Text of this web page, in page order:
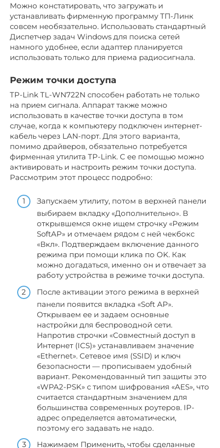
Можно констатировать, что загружать и
устанавливать фирменную программу ТП-Линк
совсем необязательно. Использовать стандартный
Диспетчер задач Windows для поиска сетей
намного удобнее, если адаптер планируется
использовать только для приема радиосигнала.
Режим точки доступа
TP-Link TL-WN722N способен работать не только
на прием сигнала. Аппарат также можно
использовать в качестве точки доступа в том
случае, когда к компьютеру подключен интернет-
кабель через LAN-порт. Для этого варианта,
помимо драйверов, обязательно потребуется
фирменная утилита TP-Link. С ее помощью можно
активировать и настроить режим точки доступа.
Рассмотрим этот процесс подробно:
Запускаем утилиту, потом в верхней панели
выбираем вкладку «Дополнительно». В
открывшемся окне ищем строчку «Режим
SoftAP» и отмечаем рядом с ней чекбокс
«Вкл». Подтверждаем включение данного
режима при помощи клика по OK. Как
можно догадаться, именно он и отвечает за
работу устройства в режиме точки доступа.
После активации этого режима в верхней
панели появится вкладка «Soft AP».
Открываем ее и задаем основные
настройки для беспроводной сети.
Напротив строчки «Совместный доступ в
Интернет (ICS)» устанавливаем значение
«Ethernet». Сетевое имя (SSID) и ключ
безопасности — прописываем удобный
вариант. Рекомендованный тип защиты это
«WPA2-PSK» с типом шифрования «AES», что
считается стандартным значением для
большинства современных роутеров. IP-
адрес определяется автоматически,
поэтому его задавать не надо.
Нажимаем Применить, чтобы сделанные